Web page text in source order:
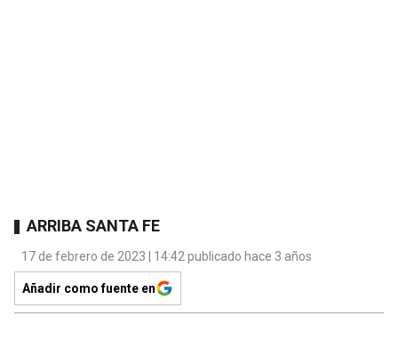
ARRIBA SANTA FE
17 de febrero de 2023 | 14:42 publicado hace 3 años
Añadir como fuente en